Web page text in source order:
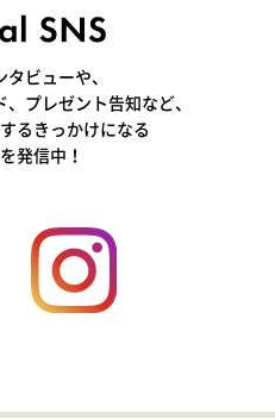
ビューや、
プレゼント告知など、
るきっかけになる
発信中！